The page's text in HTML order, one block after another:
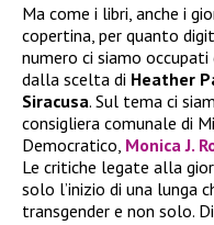
Ma come i libri, anche i
copertina, per quanto
numero ci siamo
dalla scelta di Heather
Siracusa. Sul tema ci
consigliera comunale di
Democratico, Monica J.
Le critiche legate alla
solo l’inizio di una lunga
transgender e non solo.